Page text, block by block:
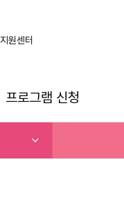
원센터
프로그램 신청